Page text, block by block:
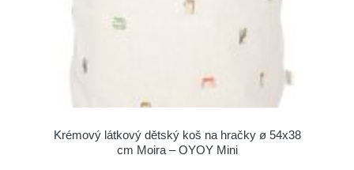
Krémový látkový dětský koš na hračky ø 54x38
cm Moira – OYOY Mini